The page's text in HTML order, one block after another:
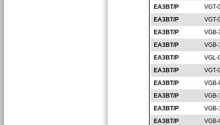
EA3BT/P
VGT-
EA3BT/P
VGT-
EA3BT/P
EA3BT/P
EA3BT/P
VGL-
EA3BT/P
VGT-
EA3BT/P
EA3BT/P
EA3BT/P
EA3BT/P